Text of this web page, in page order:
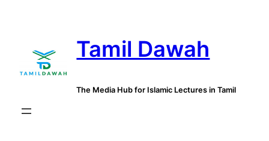
Tamil Dawah
The Media Hub for Islamic Lectures in Tamil